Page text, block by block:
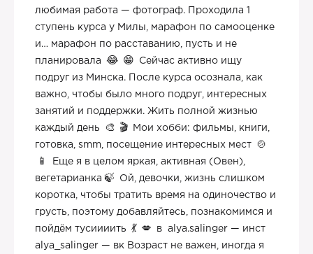
любимая работа — фотограф. Проходила 1
ступень курса у Милы, марафон по самооценке
и… марафон по расставанию, пусть и не
планировала
Сейчас активно ищу
подруг из Минска. После курса осознала, как
важно, чтобы было много подруг, интересных
занятий и поддержки. Жить полной жизнью
каждый день
Мои хобби: фильмы, книги,
готовка, smm, посещение интересных мест
Еще я в целом яркая, активная (Овен),
вегетарианка
Ой, девочки, жизнь слишком
коротка, чтобы тратить время на одиночество и
грусть, поэтому добавляйтесь, познакомимся и
пойдём тусиииить
в alya.salinger — инст
alya_salinger — вк Возраст не важен, иногда я